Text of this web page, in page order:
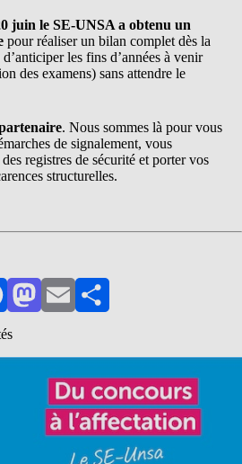
juin le SE-UNSA a obtenu un
pour réaliser un bilan complet dès la
les fins d’années à venir
des examens) sans attendre le
. Nous sommes là pour vous
de signalement, vous
registres de sécurité et porter vos
structurelles.
Mastodon
EmailPartager